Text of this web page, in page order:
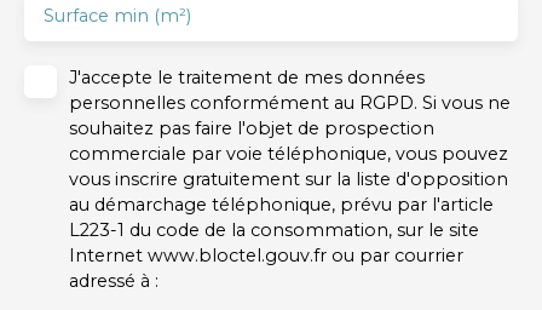
Surface min (m²)
J'accepte le traitement de mes données
personnelles conformément au RGPD. Si vous ne
souhaitez pas faire l'objet de prospection
commerciale par voie téléphonique, vous pouvez
vous inscrire gratuitement sur la liste d'opposition
au démarchage téléphonique, prévu par l'article
L223-1 du code de la consommation, sur le site
Internet www.bloctel.gouv.fr ou par courrier
adressé à :